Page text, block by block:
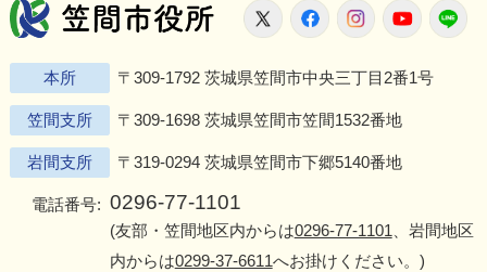
笠間市役所
X FacebookInstagram
本所 〒309-1792 茨城県笠間市中央三丁目2番1号
笠間支所 〒309-1698 茨城県笠間市笠間1532番地
岩間支所 〒319-0294 茨城県笠間市下郷5140番地
電話番号: 0296-77-1101
(友部・笠間地区内からは0296-77-1101 、岩間地区
内からは0299-37-6611へお掛けください。)